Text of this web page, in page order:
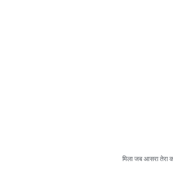
मिला जब आसरा तेरा